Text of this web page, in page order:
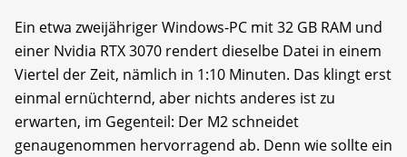
Ein etwa zweijähriger Windows-PC mit 32 GB RAM und
einer Nvidia RTX 3070 rendert dieselbe Datei in einem
Viertel der Zeit, nämlich in 1:10 Minuten. Das klingt erst
einmal ernüchternd, aber nichts anderes ist zu
erwarten, im Gegenteil: Der M2 schneidet
genaugenommen hervorragend ab. Denn wie sollte ein